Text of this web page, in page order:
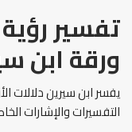
تفسير
ورقة ابن
يفسر ابن سيرين دلالات
التفسيرات والإشارات